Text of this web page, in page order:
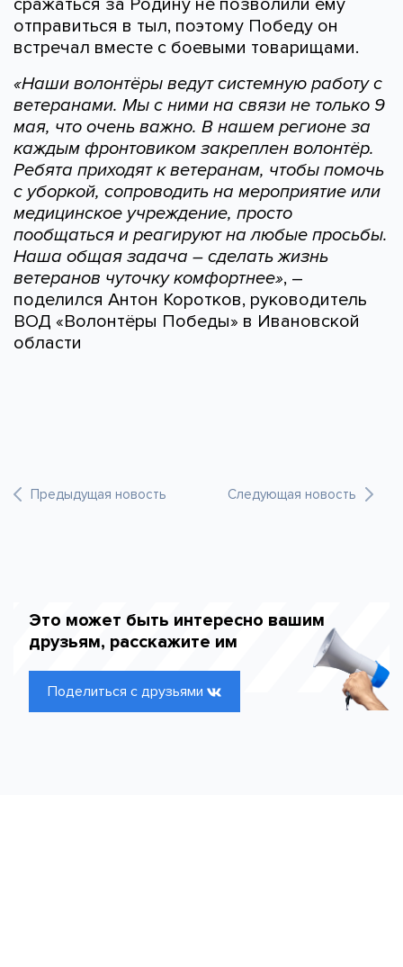
отправиться в тыл, поэтому Победу он
встречал вместе с боевыми товарищами.
«Наши волонтёры ведут системную работу с
ветеранами. Мы с ними на связи не только 9
мая, что очень важно. В нашем регионе за
каждым фронтовиком закреплен волонтёр.
Ребята приходят к ветеранам, чтобы помочь
с уборкой, сопроводить на мероприятие или
медицинское учреждение, просто
пообщаться и реагируют на любые просьбы.
Наша общая задача – сделать жизнь
ветеранов чуточку комфортнее», –
поделился Антон Коротков, руководитель
ВОД «Волонтёры Победы» в Ивановской
области
Предыдущая новость Следующая новость
Это может быть интересно вашим
друзьям, расскажите им
Поделиться с друзьями